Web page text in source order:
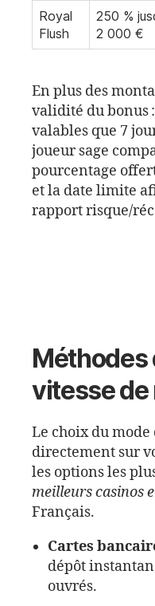
Royal
Flush
250 %
2 000 €
En plus des
validité du bonus
valables que 7
joueur sage
pourcentage
et la date limite
rapport risque/
Méthodes
vitesse
Le choix du
directement sur
les options les
meilleurs casinos
Français.
Cartes
dépôt
ouvrés.